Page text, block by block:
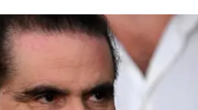
Video,
deja heridos